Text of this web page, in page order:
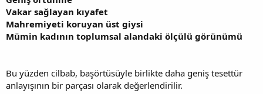
Vakar sağlayan kıyafet
Mahremiyeti koruyan üst giysi
Mümin kadının toplumsal alandaki ölçülü görünümü
Bu yüzden cilbab, başörtüsüyle birlikte daha geniş tesettür
anlayışının bir parçası olarak değerlendirilir.